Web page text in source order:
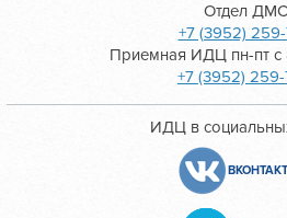
Отдел ДМС
+7 (3952)
Приемная ИДЦ пн-пт с
+7 (3952)
ИДЦ в